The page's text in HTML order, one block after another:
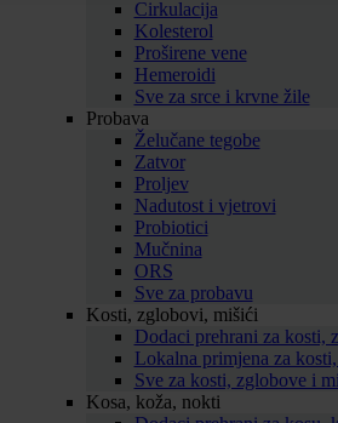
Cirkulacija
Kolesterol
Proširene vene
Hemeroidi
Sve za srce i krvne žile
Probava
Želučane tegobe
Zatvor
Proljev
Nadutost i vjetrovi
Probiotici
Mučnina
ORS
Sve za probavu
Kosti, zglobovi, mišići
Dodaci prehrani za kosti,
Lokalna primjena za
Sve za kosti, zglobove i
Kosa, koža, nokti